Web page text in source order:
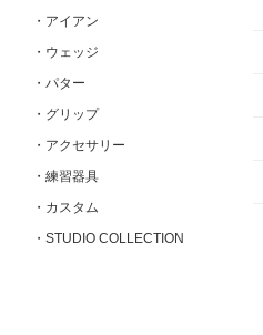
・アイアン
・ウェッジ
・パター
・グリップ
・アクセサリー
・練習器具
・カスタム
・STUDIO COLLECTION